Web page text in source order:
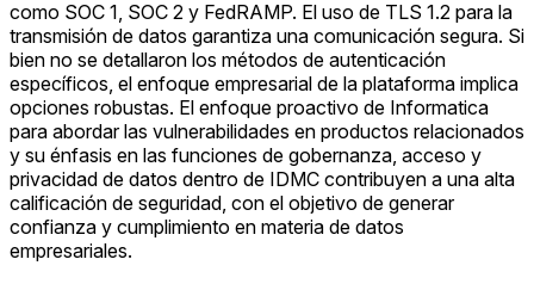
como SOC 1, SOC 2 y FedRAMP. El uso de TLS 1.2 para la
transmisión de datos garantiza una comunicación segura. Si
bien no se detallaron los métodos de autenticación
específicos, el enfoque empresarial de la plataforma implica
opciones robustas. El enfoque proactivo de Informatica
para abordar las vulnerabilidades en productos relacionados
y su énfasis en las funciones de gobernanza, acceso y
privacidad de datos dentro de IDMC contribuyen a una alta
calificación de seguridad, con el objetivo de generar
confianza y cumplimiento en materia de datos
empresariales.